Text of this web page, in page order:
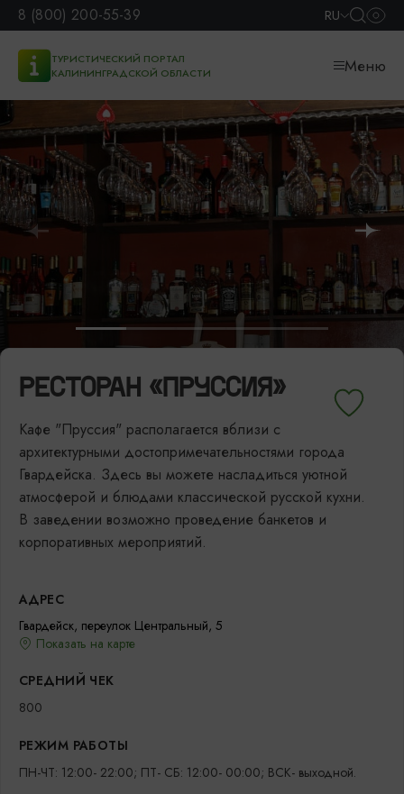
8 (800) 200-55-39 RU
ТУРИСТИЧЕСКИЙ ПОРТАЛ
КАЛИНИНГРАДСКОЙ ОБЛАСТИ
Меню
РЕСТОРАН «ПРУССИЯ»
Кафе "Пруссия" располагается вблизи с
архитектурными достопримечательностями города
Гвардейска. Здесь вы можете насладиться уютной
атмосферой и блюдами классической русской кухни.
В заведении возможно проведение банкетов и
корпоративных мероприятий.
АДРЕС
Гвардейск, переулок Центральный, 5
Показать на карте
СРЕДНИЙ ЧЕК
800
РЕЖИМ РАБОТЫ
ПН-ЧТ: 12:00- 22:00; ПТ- СБ: 12:00- 00:00; ВСК- выходной.